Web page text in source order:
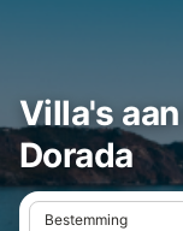
Villa's
Dorada
Bestemming